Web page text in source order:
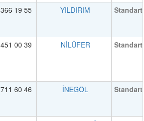
366 19 55 YILDIRIM Standart
451 00 39 NİLÜFER Standart
711 60 46 İNEGÖL Standart